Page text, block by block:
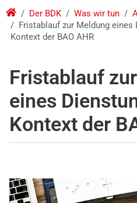
Der BDK Was wir tun
Fristablauf zur Meldung
Kontext der BAO AHR
Fristablauf
eines
Kontext der